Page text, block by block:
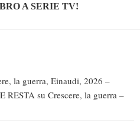
A SERIE TV!
la guerra, Einaudi, 2026 –
RESTA su Crescere, la guerra –